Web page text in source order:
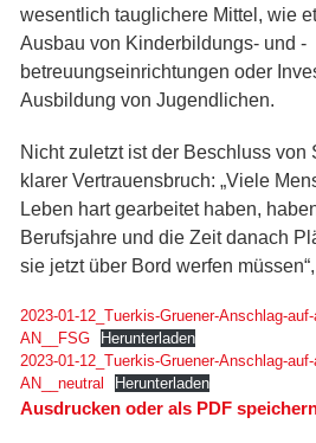
wesentlich tauglichere Mittel, wie
Ausbau von Kinderbildungs- und -
betreuungseinrichtungen oder
Ausbildung von Jugendlichen.
Nicht zuletzt ist der Beschluss von
klarer Vertrauensbruch: „Viele
Leben hart gearbeitet haben,
Berufsjahre und die Zeit danach
sie jetzt über Bord werfen
2023-01-12_Tuerkis-Gruener-Anschlag-
AN__FSG
Herunterladen
2023-01-12_Tuerkis-Gruener-Anschlag-
AN__neutral
Herunterladen
Ausdrucken oder als PDF